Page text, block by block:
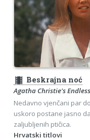
theaters Beskrajna noć
Agatha Christie's
Nedavno vjenčani par
uskoro postane jasno
zaljubljenih ptičica.
Hrvatski titlovi